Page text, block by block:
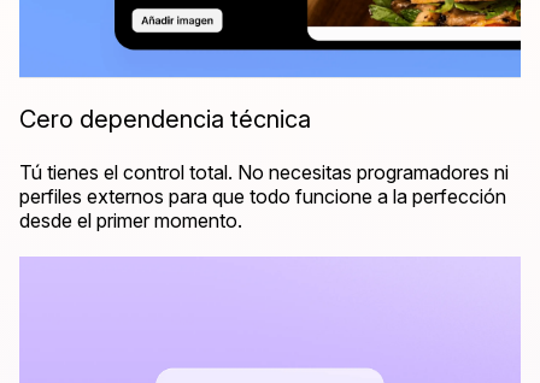
Cero dependencia técnica
Tú tienes el control total. No necesitas programadores ni
perfiles externos para que todo funcione a la perfección
desde el primer momento.